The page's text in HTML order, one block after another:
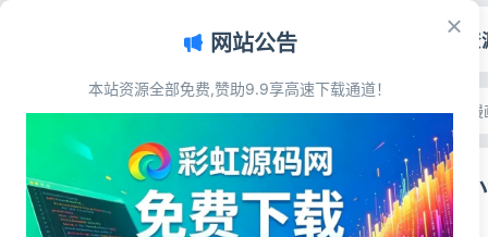
源码资
首页>源码资源>小说漫
全新UniApp
彩虹源码网
文章目录
源码简介
源码展示
源码下载
网站公告
本站资源全部免费,赞助9.9享高速下载通道！